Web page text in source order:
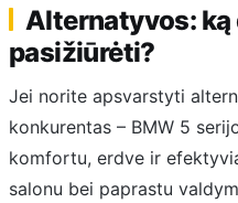
Alternatyvos: ką
pasižiūrėti?
Jei norite apsvarstyti
konkurentas – BMW 5
komfortu, erdve ir
salonu bei paprastu